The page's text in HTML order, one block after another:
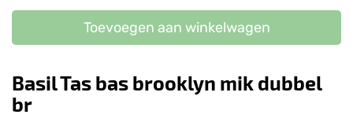
Toevoegen aan winkelwagen
Basil Tas bas brooklyn mik dubbel
br